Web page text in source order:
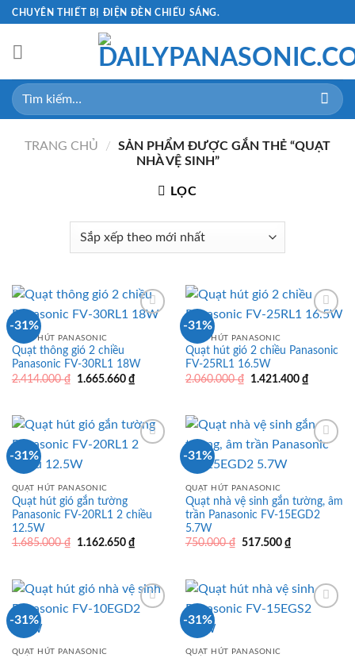
Skip
content
CHUYÊN THIẾT BỊ ĐIỆN ĐÈN CHIẾU SÁNG.
Tìm
kiếm:
TRANG CHỦ /
SẢN PHẨM ĐƯỢC GẮN THẺ “QUẠT
NHÀ VỆ SINH”
LỌC
-31%
QUẠT HÚT PANASONIC
Quạt thông gió 2 chiều
Panasonic FV-30RL1 18W
2.414.000₫
Giá
1.665.660 ₫Giá
hiện
1.665.660 ₫.
-31%
QUẠT HÚT PANASONIC
Quạt hút gió 2 chiều Panasonic
FV-25RL1 16.5W
2.060.000₫
Giá
1.421.400 ₫Giá
hiện
-31%
QUẠT HÚT PANASONIC
Quạt hút gió gắn tường
Panasonic FV-20RL1 2 chiều
12.5W
1.685.000₫
Giá
1.162.650 ₫Giá
1.162.650 ₫.
-31%
QUẠT HÚT PANASONIC
Quạt nhà vệ sinh gắn tường, âm
trần Panasonic FV-15EGD2
5.7W
750.000₫ Giá
517.500 ₫Giá
517.500 ₫.
-31%
QUẠT HÚT PANASONIC
-31%
QUẠT HÚT PANASONIC